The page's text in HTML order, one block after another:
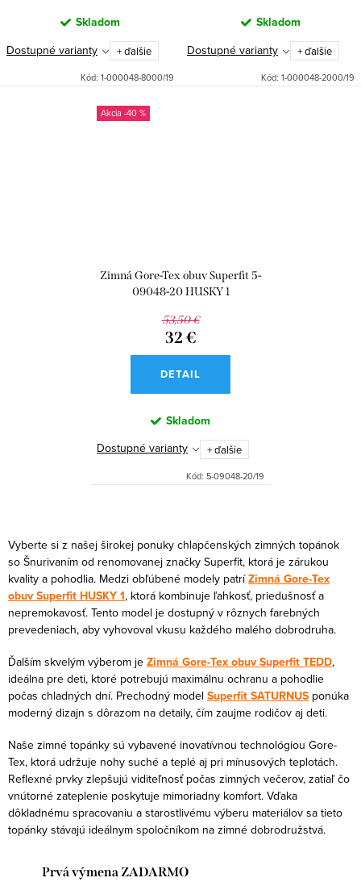
Skladom
Dostupné varianty + ďalšie
Kód: 1-000048-8000/19
Skladom
Dostupné varianty + ďalšie
Kód: 1-000048-2000/19
-40 %
Zimná Gore-Tex obuv Superfit 5-
09048-20 HUSKY 1
53,50 €
32 €
DETAIL
Skladom
Dostupné varianty + ďalšie
Kód: 5-09048-20/19
v
l
á
d
a
i
e
p
v
k
y
v
ý
Vyberte si z našej širokej ponuky chlapčenských zimných topánok
so Šnurivaním od renomovanej značky Superfit, ktorá je zárukou
kvality a pohodlia. Medzi obľúbené modely patríZimná Gore-Tex
obuv Superfit HUSKY 1, ktorá kombinuje ľahkosť, priedušnosť a
nepremokavosť. Tento model je dostupný v rôznych farebných
prevedeniach, aby vyhovoval vkusu každého malého dobrodruha.
Ďalším skvelým výberom je Zimná Gore-Tex obuv Superfit TEDD,
ideálna pre deti, ktoré potrebujú maximálnu ochranu a pohodlie
počas chladných dní. Prechodný model Superfit SATURNUS ponúka
moderný dizajn s dôrazom na detaily, čím zaujme rodičov aj deti.
Naše zimné topánky sú vybavené inovatívnou technológiou Gore-
Tex, ktorá udržuje nohy suché a teplé aj pri mínusových teplotách.
Reflexné prvky zlepšujú viditeľnosť počas zimných večerov, zatiaľ čo
vnútorné zateplenie poskytuje mimoriadny komfort. Vďaka
dôkladnému spracovaniu a starostlivému výberu materiálov sa tieto
topánky stávajú ideálnym spoločníkom na zimné dobrodružstvá.
Prvá výmena ZADARMO